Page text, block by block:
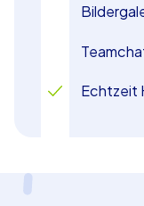
Echtzeit